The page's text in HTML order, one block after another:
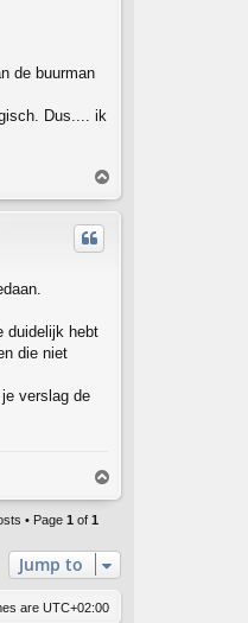
de buurman
Dus.... ik
o
p
duidelijk hebt
die niet
verslag de
o
• Page 1 of 1
Jump to
are UTC+02:00